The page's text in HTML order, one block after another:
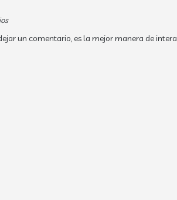
un comentario, es la mejor manera de